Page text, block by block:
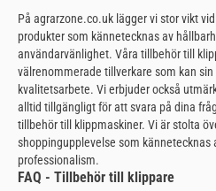
På agrarzone.co.uk lägger vi stor vikt
produkter som kännetecknas av
användarvänlighet. Våra tillbehör till
välrenommerade tillverkare som kan
kvalitetsarbete. Vi erbjuder också
alltid tillgängligt för att svara på dina
tillbehör till klippmaskiner. Vi är stolta
shoppingupplevelse som kännetecknas
professionalism.
FAQ - Tillbehör till klippare